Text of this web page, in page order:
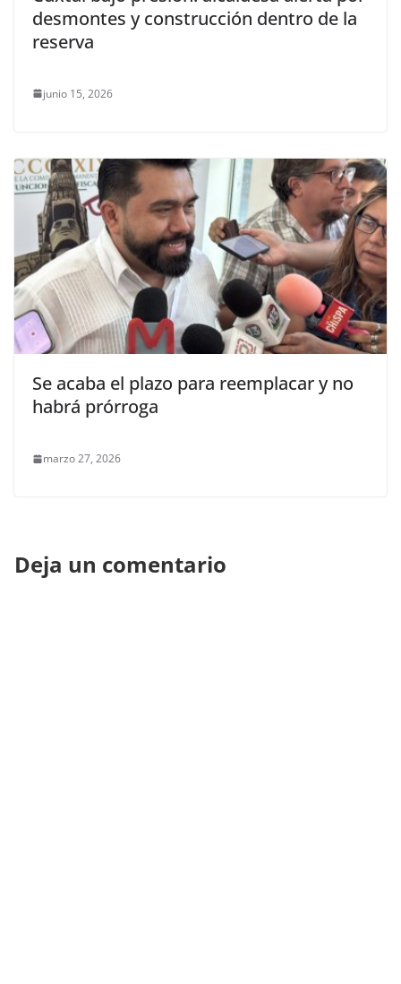
desmontes y construcción dentro de la
reserva
junio 15, 2026
Se acaba el plazo para reemplacar y no
habrá prórroga
marzo 27, 2026
Deja un comentario